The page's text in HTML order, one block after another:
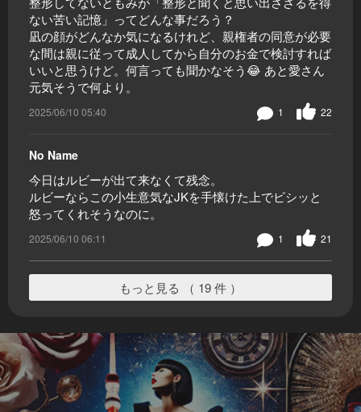
ない苦い記憶」ってどんな事だろう？
凪の顔がどんなか気になるけれど、親権者の同意が必要
な間は親に従って成人してから自分のお金で検討すれば
いいと思うけど。何言っても聞かなそう😂 あと愛さん
元気そうで何より。
2025/06/10 05:40 22
1
No Name
今日はルビーが出て来なくて残念。
ルビーならこの小生意気なJKを手懐けた上でビシッと
怒ってくれそうなのに。
2025/06/10 06:11 21
1
もっと見る （ 19 件 ）